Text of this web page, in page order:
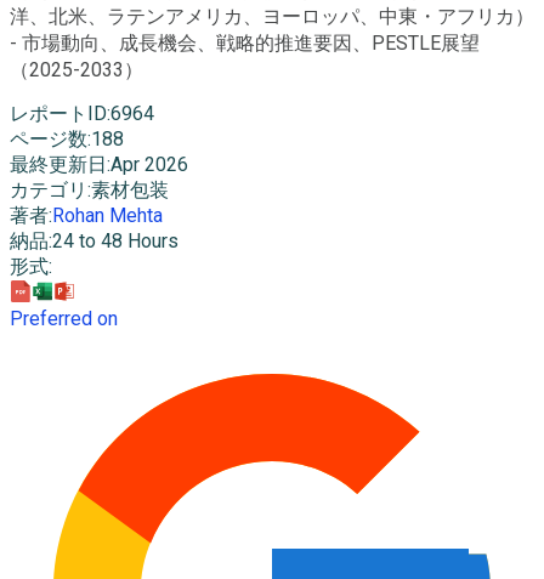
洋、北米、ラテンアメリカ、ヨーロッパ、中東・アフリカ）
- 市場動向、成長機会、戦略的推進要因、PESTLE展望
（2025-2033）
レポートID:6964
ページ数:188
最終更新日 :Apr 2026
カテゴリ :素材包装
著者: Rohan Mehta
納品:24 to 48 Hours
形式:
Preferred on